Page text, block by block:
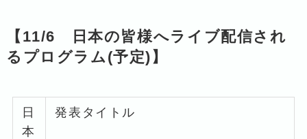
【11/6 日本の皆様へライブ配信され
るプログラム(予定)】
日
本
発表タイトル